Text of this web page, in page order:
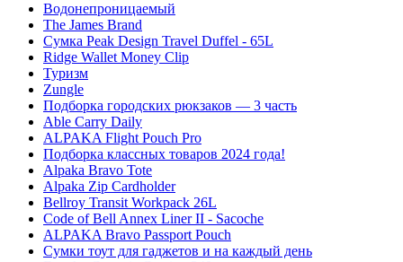
Водонепроницаемый
The James Brand
Сумка Peak Design Travel Duffel - 65L
Ridge Wallet Money Clip
Туризм
Zungle
Подборка городских рюкзаков — 3 часть
Able Carry Daily
ALPAKA Flight Pouch Pro
Подборка классных товаров 2024 года!
Alpaka Bravo Tote
Alpaka Zip Cardholder
Bellroy Transit Workpack 26L
Code of Bell Annex Liner II - Sacoche
ALPAKA Bravo Passport Pouch
Сумки тоут для гаджетов и на каждый день